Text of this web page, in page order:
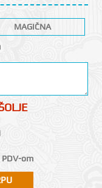
MAGIČNA
PDV-om